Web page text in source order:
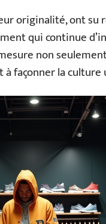
originalité, ont su
qui continue
non
façonner la